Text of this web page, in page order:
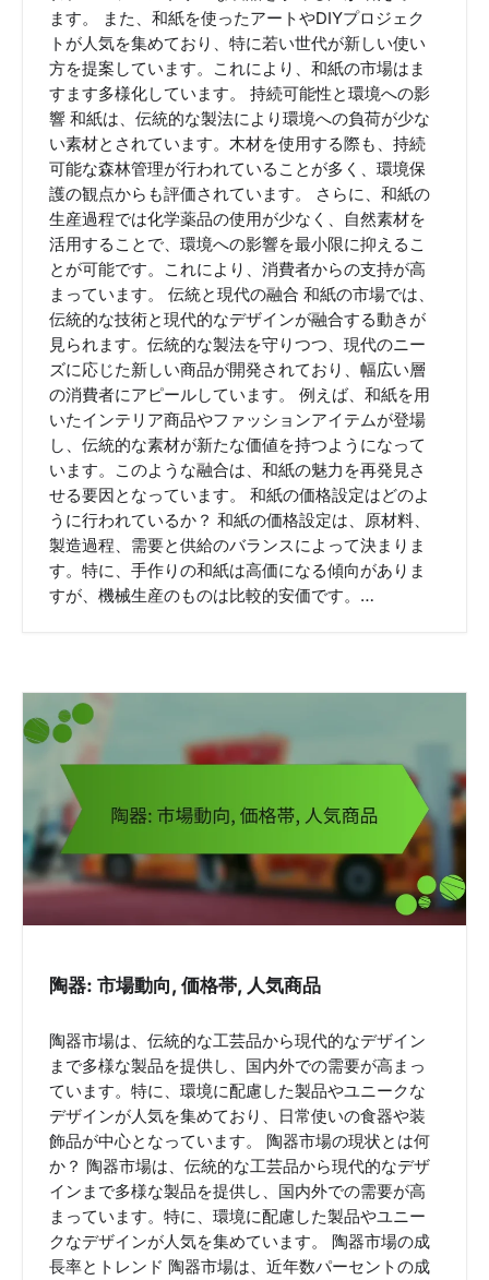
ます。 また、和紙を使ったアートやDIYプロジェク
トが人気を集めており、特に若い世代が新しい使い
方を提案しています。これにより、和紙の市場はま
すます多様化しています。 持続可能性と環境への影
響 和紙は、伝統的な製法により環境への負荷が少な
い素材とされています。木材を使用する際も、持続
可能な森林管理が行われていることが多く、環境保
護の観点からも評価されています。 さらに、和紙の
生産過程では化学薬品の使用が少なく、自然素材を
活用することで、環境への影響を最小限に抑えるこ
とが可能です。これにより、消費者からの支持が高
まっています。 伝統と現代の融合 和紙の市場では、
伝統的な技術と現代的なデザインが融合する動きが
見られます。伝統的な製法を守りつつ、現代のニー
ズに応じた新しい商品が開発されており、幅広い層
の消費者にアピールしています。 例えば、和紙を用
いたインテリア商品やファッションアイテムが登場
し、伝統的な素材が新たな価値を持つようになって
います。このような融合は、和紙の魅力を再発見さ
せる要因となっています。 和紙の価格設定はどのよ
うに行われているか？ 和紙の価格設定は、原材料、
製造過程、需要と供給のバランスによって決まりま
す。特に、手作りの和紙は高価になる傾向がありま
すが、機械生産のものは比較的安価です。…
陶器: 市場動向, 価格帯, 人気商品
陶器市場は、伝統的な工芸品から現代的なデザイン
まで多様な製品を提供し、国内外での需要が高まっ
ています。特に、環境に配慮した製品やユニークな
デザインが人気を集めており、日常使いの食器や装
飾品が中心となっています。 陶器市場の現状とは何
か？ 陶器市場は、伝統的な工芸品から現代的なデザ
インまで多様な製品を提供し、国内外での需要が高
まっています。特に、環境に配慮した製品やユニー
クなデザインが人気を集めています。 陶器市場の成
長率とトレンド 陶器市場は、近年数パーセントの成